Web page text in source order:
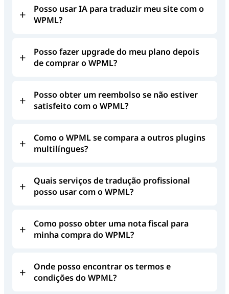
Posso usar IA para traduzir meu site com o
WPML?
Posso fazer upgrade do meu plano depois
de comprar o WPML?
Posso obter um reembolso se não estiver
satisfeito com o WPML?
Como o WPML se compara a outros plugins
multilíngues?
Quais serviços de tradução profissional
posso usar com o WPML?
Como posso obter uma nota fiscal para
minha compra do WPML?
Onde posso encontrar os termos e
condições do WPML?